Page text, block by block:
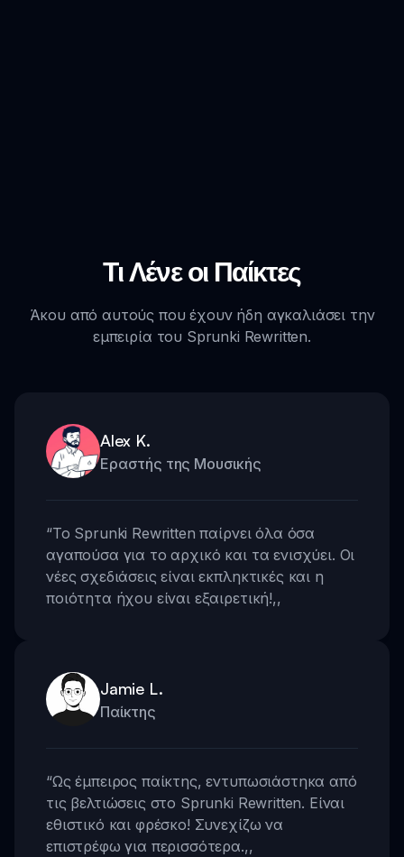
Τι Λένε οι Παίκτες
Άκου από αυτούς που έχουν ήδη αγκαλιάσει την
εμπειρία του Sprunki Rewritten.
Alex K.
Εραστής της Μουσικής
“Το Sprunki Rewritten παίρνει όλα όσα
αγαπούσα για το αρχικό και τα ενισχύει. Οι
νέες σχεδιάσεις είναι εκπληκτικές και η
ποιότητα ήχου είναι εξαιρετική!,,
Jamie L.
Παίκτης
“Ως έμπειρος παίκτης, εντυπωσιάστηκα από
τις βελτιώσεις στο Sprunki Rewritten. Είναι
εθιστικό και φρέσκο! Συνεχίζω να
επιστρέφω για περισσότερα.,,